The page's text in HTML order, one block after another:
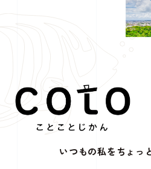
いつもの私をちょっ